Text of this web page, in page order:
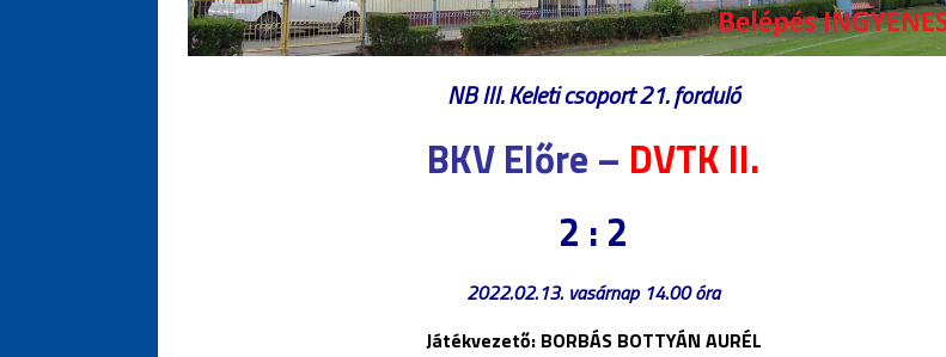
NB III. Keleti csoport 21. forduló
BKV Előre – DVTK II.
2 : 2
2022.02.13. vasárnap 14.00 óra
Játékvezető: BORBÁS BOTTYÁN AURÉL